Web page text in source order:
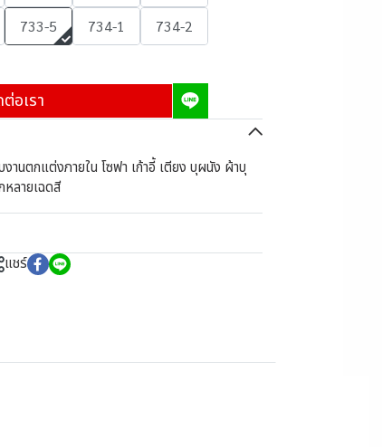
733-5 734-1
734-2
อเรา
นตกแต่งภายใน โซฟา เก้าอี้ เตียง บุผนัง ผ้าบุ
ลายเฉดสี
แชร์